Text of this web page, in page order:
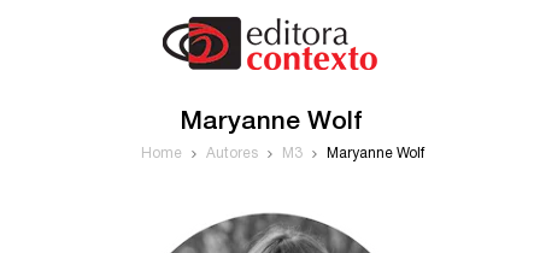
Maryanne Wolf
Home Autores M3 Maryanne Wolf